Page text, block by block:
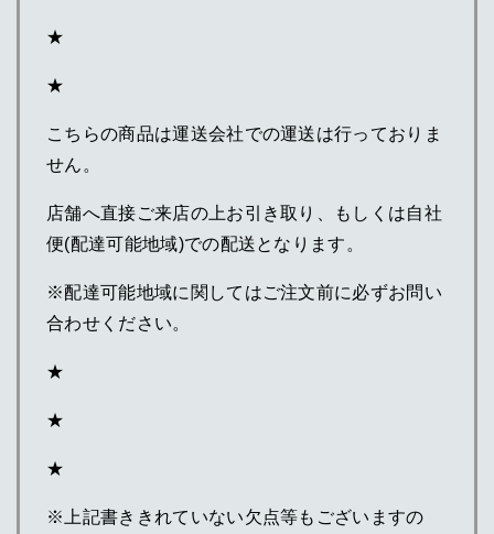
★
★
こちらの商品は運送会社での運送は行っておりま
せん。
店舗へ直接ご来店の上お引き取り、もしくは自社
便(配達可能地域)での配送となります。
※配達可能地域に関してはご注文前に必ずお問い
合わせください。
★
★
★
※上記書ききれていない欠点等もございますの